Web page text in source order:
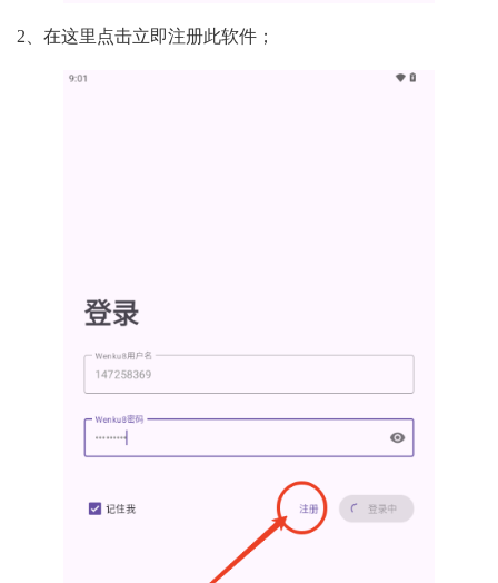
2、在这里点击立即注册此软件；